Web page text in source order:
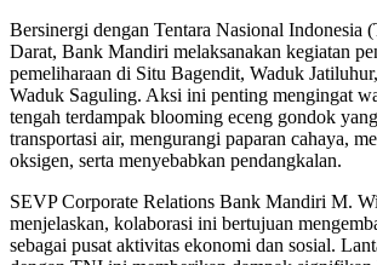
Bersinergi dengan Tentara Nasional Indonesia
Darat, Bank Mandiri melaksanakan kegiatan
pemeliharaan di Situ Bagendit, Waduk
Waduk Saguling. Aksi ini penting mengingat
tengah terdampak blooming eceng gondok
transportasi air, mengurangi paparan cahaya,
oksigen, serta menyebabkan pendangkalan.
SEVP Corporate Relations Bank Mandiri M.
menjelaskan, kolaborasi ini bertujuan
sebagai pusat aktivitas ekonomi dan sosial.